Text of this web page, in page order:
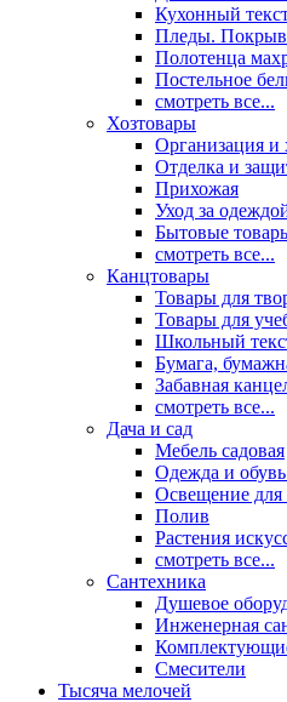
Кухонный
Пледы.
Полотенца
Постельное
смотреть все...
Хозтовары
Организация и
Отделка и
Прихожая
Уход за
Бытовые
смотреть все...
Канцтовары
Товары для
Товары для
Школьный
Бумага,
Забавная
смотреть все...
Дача и сад
Мебель садовая
Одежда и обувь
Освещение для
Полив
Растения
смотреть все...
Сантехника
Душевое
Инженерная
Смесители
Тысяча мелочей